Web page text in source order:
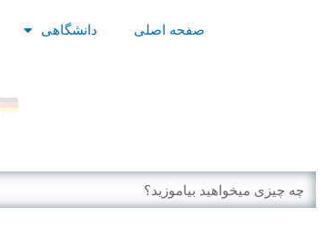
صفحه اصلی دانشگاهی
Search